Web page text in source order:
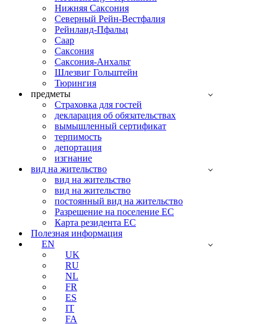
Нижняя Саксония
Северный Рейн-Вестфалия
Рейнланд-Пфальц
Саар
Саксония
Саксония-Анхальт
Шлезвиг Гольштейн
Тюрингия
предметы
Страховка для гостей
декларация об обязательствах
вымышленный сертификат
терпимость
депортация
изгнание
вид на жительство
вид на жительство
вид на жительство
постоянный вид на жительство
Разрешение на поселение ЕС
Карта резидента ЕС
Полезная информация
EN
UK
RU
NL
FR
ES
IT
FA